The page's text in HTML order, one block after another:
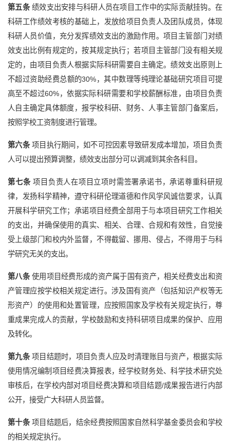
第五条绩效支出安排与科研人员在项目工作中的实际贡献挂钩。在
科研工作绩效考核的基础上，发放给项目负责人及团队成员，体现
科研人员价值，充分发挥绩效支出的激励作用。项目主管部门对绩
效支出比例有规定的，按其规定执行；若项目主管部门没有相关规
定的，由项目负责人根据实际科研需要自主确定。绩效支出原则上
不超过资助经费总额的30%，其中数理等纯理论基础研究项目可提
高至不超过60%，依据实际科研需要和学校薪酬标准，由项目负责
人自主确定具体额度，报学校科研、财务、人事主管部门备案后，
按照学校工资制度进行管理。
第六条项目执行期间，如不可控因素导致研发成本增加，项目负责
人可以提出预算调整，绩效支出部分可以调减到其余各科目。
第七条项目负责人在项目立项时需签署承诺书，承诺尊重科研规
律，发扬科学精神，遵守科研伦理道德和作风学风诚信要求，认真
开展科学研究工作；承诺项目经费全部用于与本项目研究工作相关
的支出，并确保使用的真实、相关、合理、合规和有效性，自觉接
受上级部门和校内外监督，不得截留、挪用、侵占，不得用于与科
学研究无关的支出。
第八条使用项目经费形成的资产属于国有资产，相关经费支出和资
产管理应按学校相关规定进行。涉及国有资产（包括知识产权等无
形资产）的使用和处置管理，应按照国家及学校有关规定执行，尊
重成果完成人的贡献，学校鼓励和支持科研项目成果的保护、应用
及转化。
第九条项目结题时，项目负责人应及时清理账目与资产，根据实际
使用情况编制项目经费决算报表，经学校财务处、科学技术研究处
审核后，在学校内部对项目经费决算和项目结题/成果报告进行内部
公开，接受广大科研人员监督。
第十条项目结题后，结余经费按照国家自然科学基金委员会和学校
的相关规定执行。